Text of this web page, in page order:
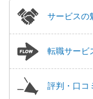
サービスの
転職サービ
評判・口コ